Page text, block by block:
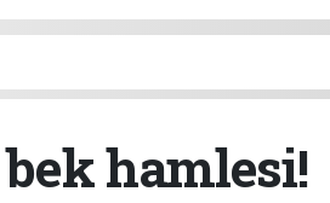
hamlesi!